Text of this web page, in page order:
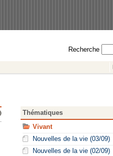
Recherche
Thématiques
Vivant
Nouvelles de la vie (03/09)
Nouvelles de la vie (02/09)